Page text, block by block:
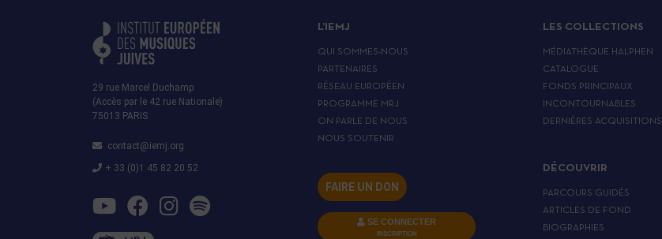
29 rue Marcel Duchamp
(Accès par le 42 rue Nationale)
75013 PARIS
contact@iemj.org
+ 33 (0)1 45 82 20 52
L’IEMJ
QUI SOMMES-NOUS
PARTENAIRES
RÉSEAU EUROPÉEN
PROGRAMME MRJ
ON PARLE DE NOUS
NOUS SOUTENIR
FAIRE UN DON
SE CONNECTER
INSCRIPTION
LES COLLECTIONS
MÉDIATHÈQUE HALPHEN
CATALOGUE
FONDS PRINCIPAUX
INCONTOURNABLES
DERNIÈRES ACQUISITIONS
DÉCOUVRIR
PARCOURS GUIDÉS
ARTICLES DE FOND
BIOGRAPHIES